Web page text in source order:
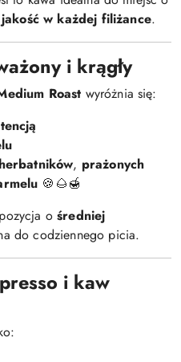
jakość w każdej filiżance.
i krągły
Roast wyróżnia się:
herbatników, prażonych
🍪🌰🍯
ośredniej
do codziennego picia.
i kaw